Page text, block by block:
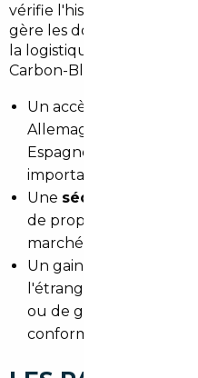
vérifie l'historique des
gère les documents
la logistique jusqu'à
Carbon-Blanc, cela signifie :
Un accès à des
Allemagne, Belgique,
Espagne — autant de
importants et des
Une sécurité
de propriété,
marché français.
Un gain de temps réel :
l'étranger, de
ou de gérer seul la
conformité.